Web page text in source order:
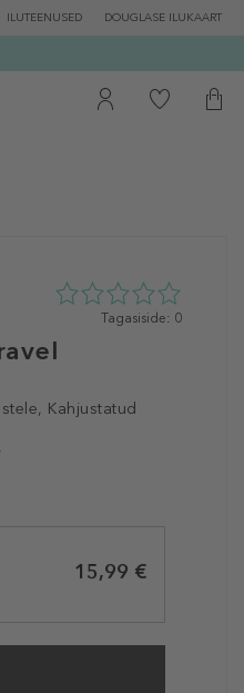
ILUTEENUSED DOUGLASE ILUKAART
Kahjustatud
0
Tagasiside: 0
15,99 €